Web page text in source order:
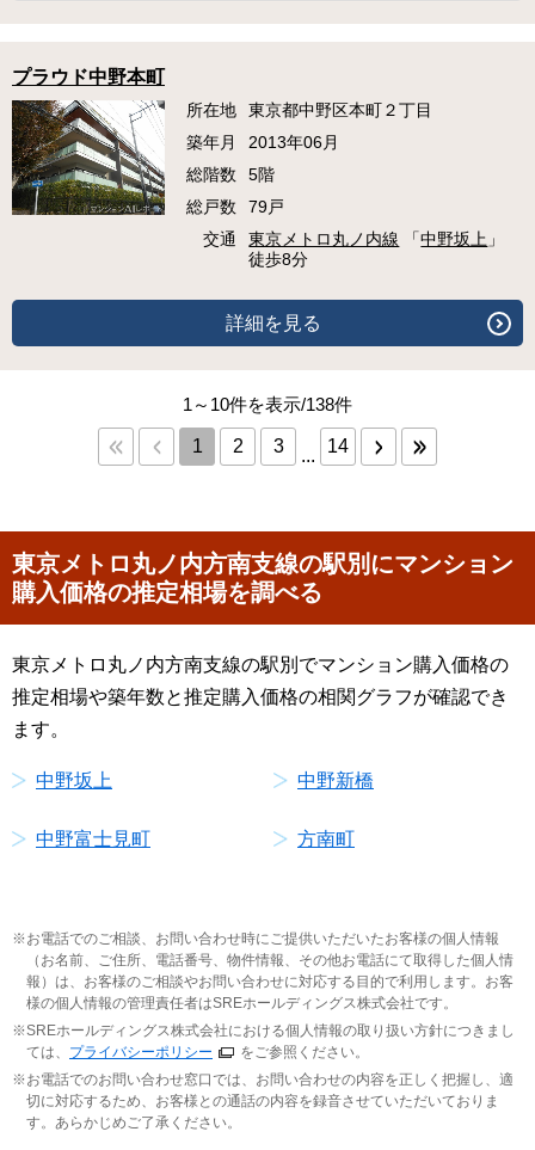
プラウド中野本町
所在地
東京都中野区本町２丁目
築年月
2013年06月
総階数
5階
総戸数
79戸
交通
東京メトロ丸ノ内線 「中野坂上 」
徒歩8分
詳細を見る
1～10件を表示/138件
1 2 3 ... 14
東京メトロ丸ノ内方南支線の駅別にマンション
購入価格の推定相場を調べる
東京メトロ丸ノ内方南支線の駅別でマンション購入価格の
推定相場や築年数と推定購入価格の相関グラフが確認でき
ます。
中野坂上 中野新橋
中野富士見町 方南町
お電話でのご相談、お問い合わせ時にご提供いただいたお客様の個人情報
（お名前、ご住所、電話番号、物件情報、その他お電話にて取得した個人情
報）は、お客様のご相談やお問い合わせに対応する目的で利用します。お客
様の個人情報の管理責任者はSREホールディングス株式会社です。
SREホールディングス株式会社における個人情報の取り扱い方針につきまし
ては、 プライバシーポリシー
をご参照ください。
お電話でのお問い合わせ窓口では、お問い合わせの内容を正しく把握し、適
切に対応するため、お客様との通話の内容を録音させていただいておりま
す。あらかじめご了承ください。